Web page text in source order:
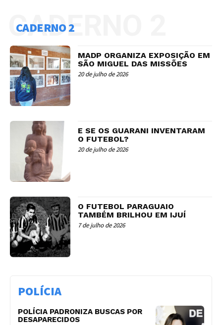
CADERNO 2
CADERNO 2
MADP ORGANIZA EXPOSIÇÃO EM
SÃO MIGUEL DAS MISSÕES
20 de julho de 2026
E SE OS GUARANI INVENTARAM
O FUTEBOL?
20 de julho de 2026
O FUTEBOL PARAGUAIO
TAMBÉM BRILHOU EM IJUÍ
7 de julho de 2026
POLÍCIA
POLÍCIA PADRONIZA BUSCAS POR
DESAPARECIDOS